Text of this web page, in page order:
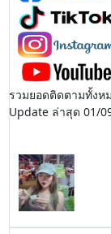
รวมยอดติดตามทั้งห
Update ล่าสุด 01/